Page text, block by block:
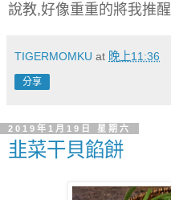
說教,好像重重的將我推醒
TIGERMOMKU at 晚上11:36
分享
2019年1月19日 星期六
韭菜干貝餡餅